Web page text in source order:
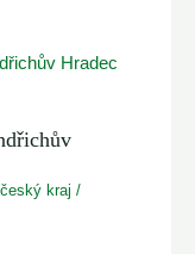
kraj /